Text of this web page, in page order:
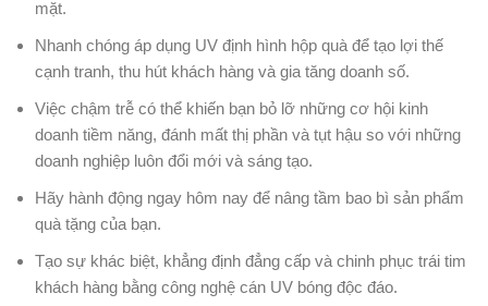
mặt.
Nhanh chóng áp dụng UV định hình hộp quà để tạo lợi thế
cạnh tranh, thu hút khách hàng và gia tăng doanh số.
Việc chậm trễ có thể khiến bạn bỏ lỡ những cơ hội kinh
doanh tiềm năng, đánh mất thị phần và tụt hậu so với những
doanh nghiệp luôn đổi mới và sáng tạo.
Hãy hành động ngay hôm nay để nâng tầm bao bì sản phẩm
quà tặng của bạn.
Tạo sự khác biệt, khẳng định đẳng cấp và chinh phục trái tim
khách hàng bằng công nghệ cán UV bóng độc đáo.